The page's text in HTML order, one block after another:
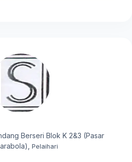
Berseri Blok K 2&3 (Pasar
Pelaihari